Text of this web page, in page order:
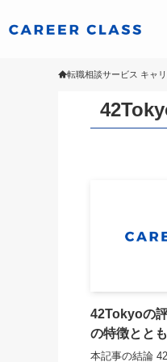
転職相談サービス キャ
42Tokyoの
の特徴とと
本記事の結論